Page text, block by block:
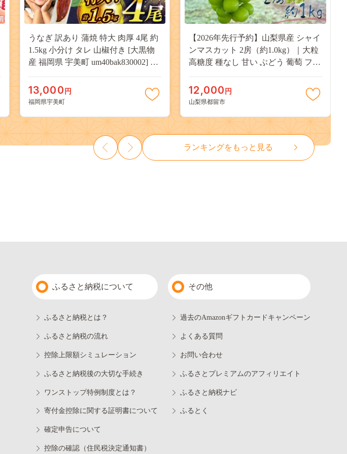
うなぎ 訳あり 蒲焼 特大 肉厚 4尾 約
1.5kg 小分け タレ 山椒付き [大黒物
産 福岡県 宇美町 um40bak830002] 不
うなぎ蒲焼 鰻蒲焼き 蒲焼き かば焼
き 真空パック 個包装 冷凍 13000
13,000 円
福岡県宇美町
【2026年先行予約】山梨県産 シャイ
ンマスカット 2房（約1.0kg）｜大粒
高糖度 種なし 甘い ぶどう 葡萄 フル
JX003
12,000 円
山梨県都留市
ランキングをもっと見る
ふるさと納税について
ふるさと納税とは？
ふるさと納税の流れ
控除上限額シミュレーション
ふるさと納税後の大切な手続き
ワンストップ特例制度とは？
寄付金控除に関する証明書について
確定申告について
控除の確認（住民税決定通知書）
その他
過去のAmazonギフトカードキャンペーン
よくある質問
お問い合わせ
ふるさとプレミアムのアフィリエイト
ふるさと納税ナビ
ふるとく